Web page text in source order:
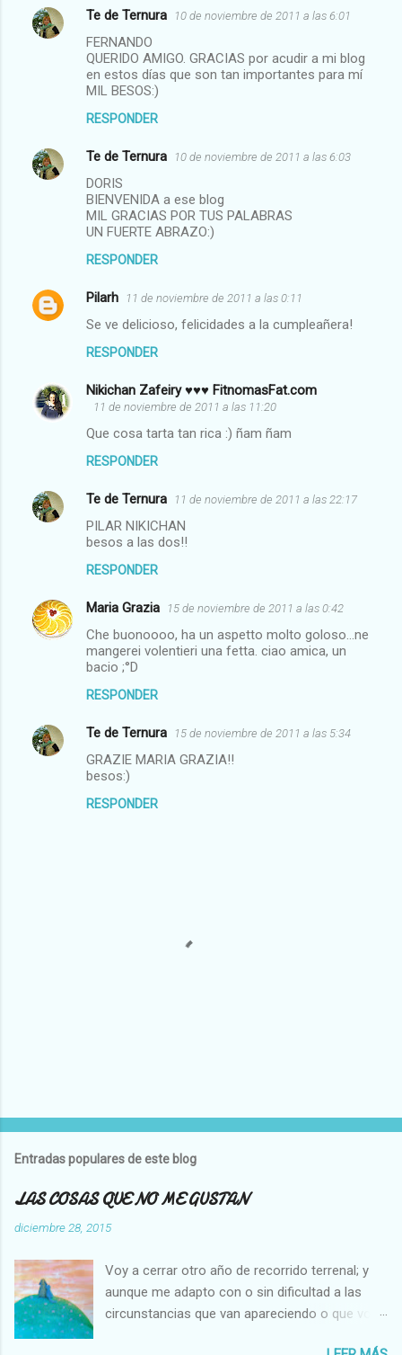
Te de Ternura 10 de noviembre de 2011 a las 6:01
FERNANDO
QUERIDO AMIGO. GRACIAS por acudir a mi blog
en estos días que son tan importantes para mí
MIL BESOS:)
RESPONDER
Te de Ternura 10 de noviembre de 2011 a las 6:03
DORIS
BIENVENIDA a ese blog
MIL GRACIAS POR TUS PALABRAS
UN FUERTE ABRAZO:)
RESPONDER
Pilarh 11 de noviembre de 2011 a las 0:11
Se ve delicioso, felicidades a la cumpleañera!
RESPONDER
Nikichan Zafeiry ♥♥♥ FitnomasFat.com
11 de noviembre de 2011 a las 11:20
Que cosa tarta tan rica :) ñam ñam
RESPONDER
Te de Ternura 11 de noviembre de 2011 a las 22:17
PILAR NIKICHAN
besos a las dos!!
RESPONDER
Maria Grazia 15 de noviembre de 2011 a las 0:42
Che buonoooo, ha un aspetto molto goloso...ne
mangerei volentieri una fetta. ciao amica, un
bacio ;°D
RESPONDER
Te de Ternura 15 de noviembre de 2011 a las 5:34
GRAZIE MARIA GRAZIA!!
besos:)
RESPONDER
l
c
a
r
n
c
o
m
e
n
Entradas populares de este blog
LAS COSAS QUE NO ME GUSTAN
diciembre 28, 2015
Voy a cerrar otro año de recorrido terrenal; y
aunque me adapto con o sin dificultad a las
circunstancias que van apareciendo o que voy